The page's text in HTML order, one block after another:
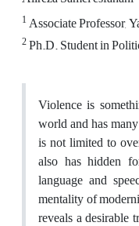
1Associate Professor,
2Ph.D. Student in
Violence is
world and has
is not limited to
also has hidden
language and
mentality of
reveals a